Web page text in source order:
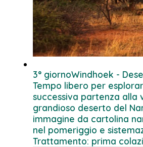
3° giornoWindhoek -
Tempo libero per
successiva partenza alla
grandioso deserto del
immagine da cartolina
nel pomeriggio e
Trattamento: prima